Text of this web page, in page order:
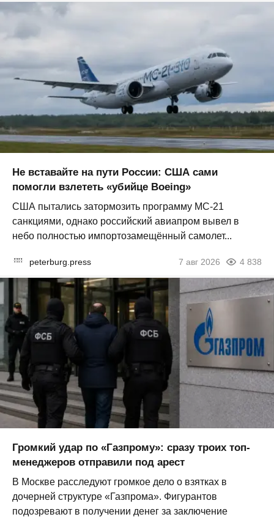
Не вставайте на пути России: США сами
помогли взлететь «убийце Boeing»
США пытались затормозить программу МС-21
санкциями, однако российский авиапром вывел в
небо полностью импортозамещённый самолет...
peterburg.press 7 авг 2026 4 838
Громкий удар по «Газпрому»: сразу троих топ-
менеджеров отправили под арест
В Москве расследуют громкое дело о взятках в
дочерней структуре «Газпрома». Фигурантов
подозревают в получении денег за заключение